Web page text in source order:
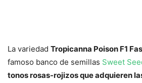
La variedad Tropicanna Poison F1
famoso banco de semillas Sweet
tonos rosas-rojizos que adquieren